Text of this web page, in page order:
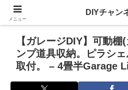
【ガレージDIY】可動
ンプ道具収納。ピラシ
取付。 – 4畳半Garage
メニュー
DIYチャン